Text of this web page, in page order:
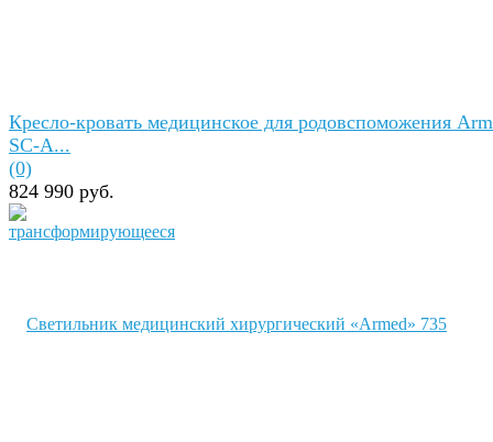
Кресло-кровать медицинское для родовспоможения
SC-А...
(0)
824 990 руб.